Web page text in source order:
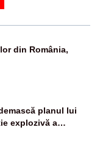
din România,
planul lui
explozivă a
Realitatea PLUS